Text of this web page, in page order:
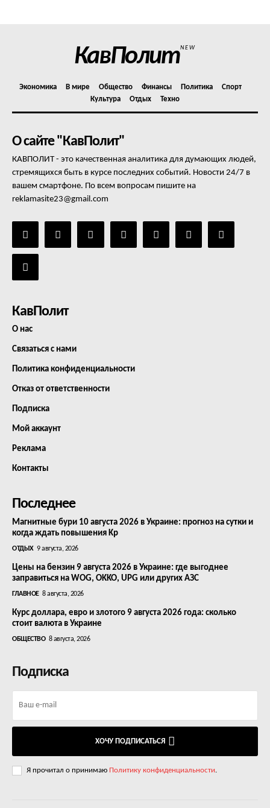
Контакты
КавПолитNEW
Экономика В мире Общество Финансы Политика
Спорт
Культура
Отдых Техно
О сайте "КавПолит"
КАВПОЛИТ - это качественная аналитика для думающих людей,
стремящихся быть в курсе последних событий. Новости 24/7 в
вашем смартфоне. По всем вопросам пишите на
reklamasite23@gmail.com
КавПолит
О нас
Связаться с нами
Политика конфиденциальности
Отказ от ответственности
Подписка
Мой аккаунт
Реклама
Контакты
Последнее
Магнитные бури 10 августа 2026 в Украине: прогноз на сутки и
когда ждать повышения Kp
ОТДЫХ 9 августа, 2026
Цены на бензин 9 августа 2026 в Украине: где выгоднее
заправиться на WOG, OKKO, UPG или других АЗС
ГЛАВНОЕ 8 августа, 2026
Курс доллара, евро и злотого 9 августа 2026 года: сколько
стоит валюта в Украине
ОБЩЕСТВО 8 августа, 2026
Подписка
ХОЧУ ПОДПИСАТЬСЯ
Я прочитал о принимаю Политику конфиденциальности.